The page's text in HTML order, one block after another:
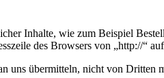
Inhalte, wie zum Beispiel
des Browsers von „http://“
uns übermitteln, nicht von Dritten